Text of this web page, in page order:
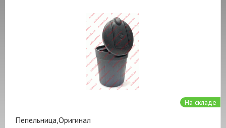
На складе
Пепельница,Оригинал